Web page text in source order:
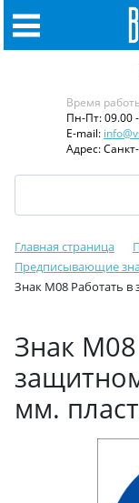
Время
Пн-Пт: 09.00
E-mail:
Адрес:
Главная страница
Предписывающие
Знак M08 Работать
Знак
мм.